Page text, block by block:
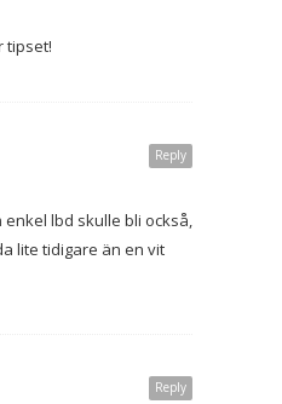
tipset!
Reply
lbd skulle bli också,
lite tidigare än en vit
Reply